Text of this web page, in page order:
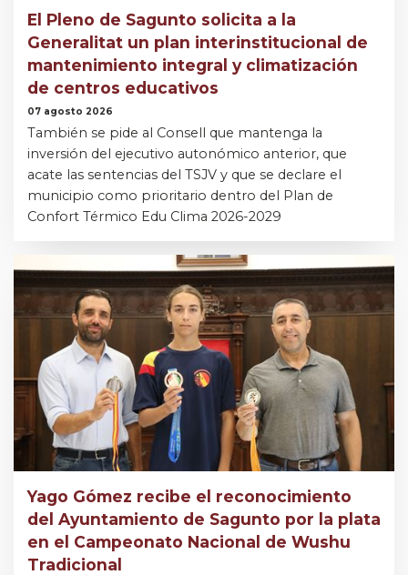
El Pleno de Sagunto solicita a la
Generalitat un plan interinstitucional de
mantenimiento integral y climatización
de centros educativos
07 agosto 2026
También se pide al Consell que mantenga la
inversión del ejecutivo autonómico anterior, que
acate las sentencias del TSJV y que se declare el
municipio como prioritario dentro del Plan de
Confort Térmico Edu Clima 2026-2029
Yago Gómez recibe el reconocimiento
del Ayuntamiento de Sagunto por la plata
en el Campeonato Nacional de Wushu
Tradicional